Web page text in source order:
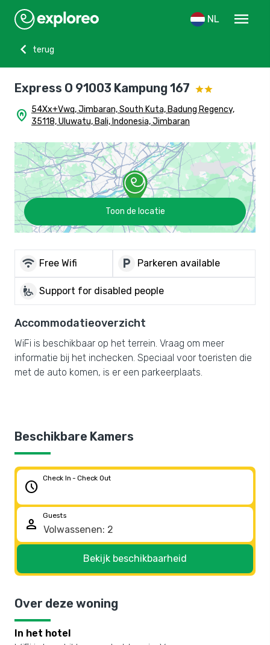
NL
menu
chevron_left
terug
Express O 91003 Kampung 167
home_pin 54Xx+Vwq, Jimbaran, South Kuta, Badung Regency,
35118, Uluwatu, Bali, Indonesia, Jimbaran
Toon de locatie
wifi Free Wifi local_parking Parkeren available
wheelchair_pickup Support for disabled people
Accommodatieoverzicht
WiFi is beschikbaar op het terrein. Vraag om meer
informatie bij het inchecken. Speciaal voor toeristen die
met de auto komen, is er een parkeerplaats.
Beschikbare Kamers
schedule
Check In - Check Out
person
Guests
Bekijk beschikbaarheid
Over deze woning
In het hotel